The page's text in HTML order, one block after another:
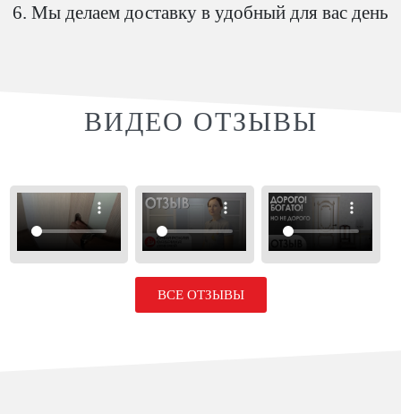
Мы делаем доставку в удобный для вас день
ВИДЕО ОТЗЫВЫ
ВСЕ ОТЗЫВЫ